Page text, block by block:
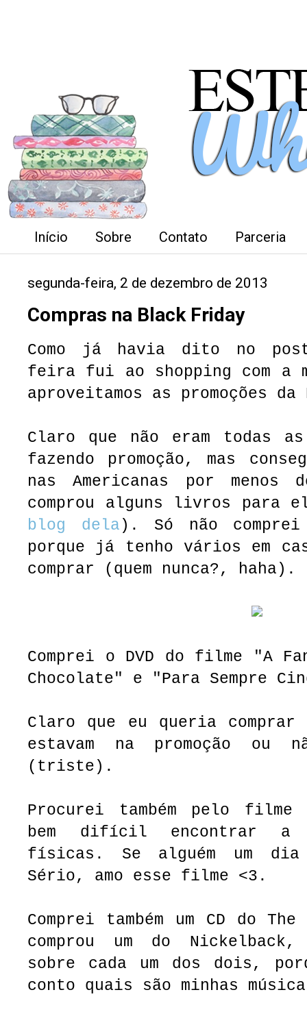
Início Sobre Contato Parceria
segunda-feira, 2 de dezembro de 2013
Compras na Black Friday
Como já havia dito no
feira fui ao shopping com a
aproveitamos as promoções
Claro que não eram todas
fazendo promoção, mas
nas Americanas por
comprou alguns livros para
blog dela). Só não
porque já tenho vários em
comprar (quem nunca?, haha).
Comprei o DVD do filme "A
Chocolate" e "Para Sempre
Claro que eu queria comprar
estavam na promoção
(triste).
Procurei também pelo
bem difícil encontrar a
físicas. Se alguém um
Sério, amo esse filme <3.
Comprei também um CD do
comprou um do
sobre cada um dos dois,
conto quais são minhas